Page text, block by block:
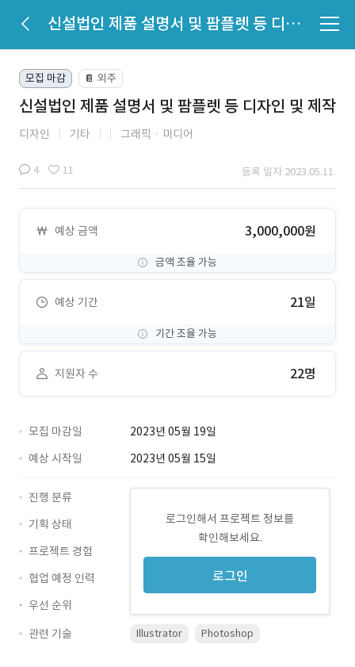
신설법인 제품 설명서 및 팜플렛 등 디자인 및 제작
모집 마감 📔 외주
신설법인 제품 설명서 및 팜플렛 등 디자인 및 제작
디자인 기타 그래픽ㆍ미디어
4 11 등록 일자 2023.05.11.
예상 금액 3,000,000원
금액 조율 가능
예상 기간 21일
기간 조율 가능
지원자 수 22명
모집 마감일
2023년 05월 19일
예상 시작일
2023년 05월 15일
로그인해서 프로젝트 정보를
확인해보세요.
로그인
진행 분류
기획 상태
프로젝트 경험
협업 예정 인력
우선 순위
관련 기술
Illustrator Photoshop